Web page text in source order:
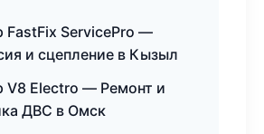
FastFix ServicePro —
и сцепление в Кызыл
V8 Electro — Ремонт и
ДВС в Омск